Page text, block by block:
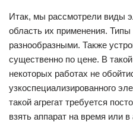
Итак, мы рассмотрели виды
область их применения.
разнообразными. Также
существенно по цене. В
некоторых работах не
узкоспециализированного
такой агрегат требуется
взять аппарат на время или